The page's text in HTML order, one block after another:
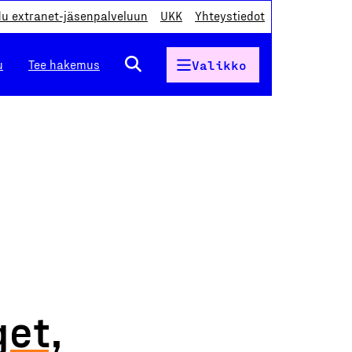
extranet-jäsenpalveluun UKK Yhteystiedot
Tee hakemus Valikko